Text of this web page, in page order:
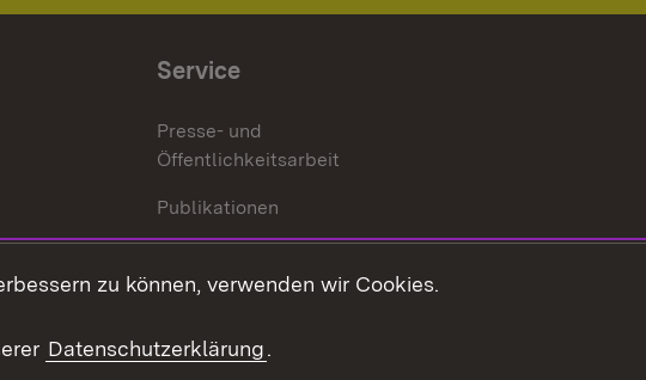
Service
Presse- und
Öffentlichkeitsarbeit
Publikationen
Mediathek
Ausschreibungen
zu können, verwenden wir Cookies.
Datenschutzerklärung.